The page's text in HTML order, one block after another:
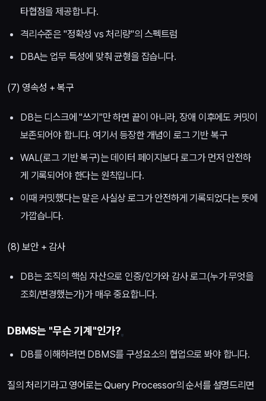
타협점을 제공합니다.
격리수준은 "정확성 vs 처리량"의 스펙트럼
DBA는 업무 특성에 맞춰 균형을 잡습니다.
(7) 영속성 + 복구
DB는 디스크에 "쓰기"만 하면 끝이 아니라, 장애 이후에도 커밋이
보존되어야 합니다. 여기서 등장한 개념이 로그 기반 복구
WAL(로그 기반 복구)는 데이터 페이지보다 로그가 먼저 안전하
게 기록되어야 한다는 원칙입니다.
이때 커밋했다는 말은 사실상 로그가 안전하게 기록되었다는 뜻에
가깝습니다.
(8) 보안 + 감사
DB는 조직의 핵심 자산으로 인증/인가와 감사 로그(누가 무엇을
조회/변경했는가)가 매우 중요합니다.
DBMS는 "무슨 기계"인가?
DB를 이해하려면 DBMS를 구성요소의 협업으로 봐야 합니다.
질의 처리기라고 영어로는 Query Processor의 순서를 설명드리면